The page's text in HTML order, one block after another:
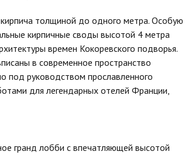
толщиной до одного метра. Особую
кирпичные своды высотой 4 метра
времен Кокоревского подворья.
в современное пространство
под руководством прославленного
для легендарных отелей Фpaнции,
гранд лобби с впечатляющей высотой